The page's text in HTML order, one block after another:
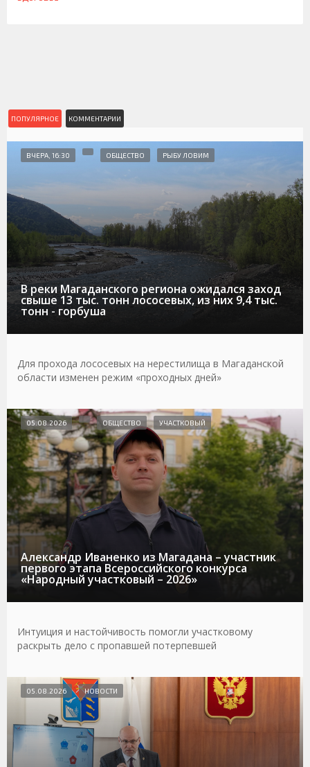
ПОПУЛЯРНОЕ КОММЕНТАРИИ
В реки Магаданского региона ожидался заход
свыше 13 тыс. тонн лососевых, из них 9,4 тыс.
тонн - горбуша
ВЧЕРА, 16:30 ОБЩЕСТВО РЫБУ ЛОВИМ
Для прохода лососевых на нерестилища в Магаданской
области изменен режим «проходных дней»
Александр Иваненко из Магадана – участник
первого этапа Всероссийского конкурса
«Народный участковый – 2026»
05.08.2026 ОБЩЕСТВО УЧАСТКОВЫЙ
Интуиция и настойчивость помогли участковому
раскрыть дело с пропавшей потерпевшей
05.08.2026 НОВОСТИ